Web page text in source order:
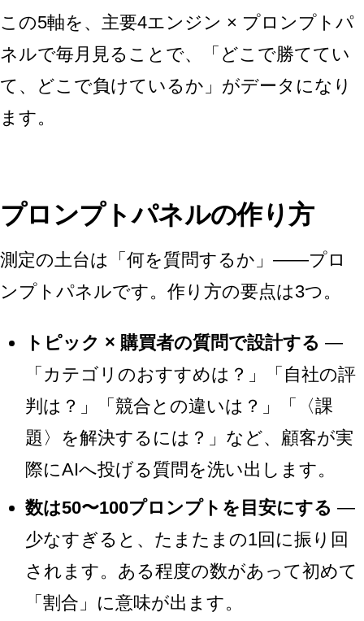
この5軸を、主要4エンジン × プロンプトパ
ネルで毎月見ることで、「どこで勝ててい
て、どこで負けているか」がデータになり
ます。
プロンプトパネルの作り方
測定の土台は「何を質問するか」——プロ
ンプトパネルです。作り方の要点は3つ。
トピック × 購買者の質問で設計する —
「カテゴリのおすすめは？」「自社の評
判は？」「競合との違いは？」「〈課
題〉を解決するには？」など、顧客が実
際にAIへ投げる質問を洗い出します。
数は50〜100プロンプトを目安にする —
少なすぎると、たまたまの1回に振り回
されます。ある程度の数があって初めて
「割合」に意味が出ます。